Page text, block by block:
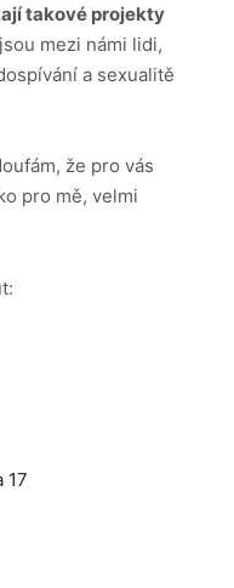
takové projekty
mezi námi lidi,
a sexualitě
že pro vás
pro mě, velmi
17